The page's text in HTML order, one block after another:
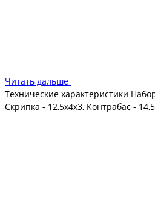
Читать дальше
Технические характеристики
Скрипка - 12,5х4х3, Контрабас -